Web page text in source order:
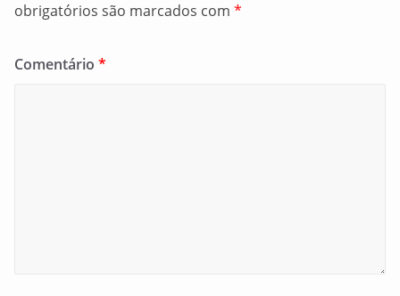
obrigatórios são marcados com *
Comentário *